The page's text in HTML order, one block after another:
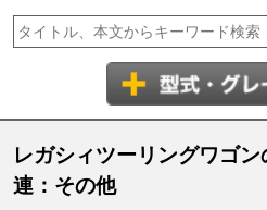
レガシィツーリングワゴ
連：その他